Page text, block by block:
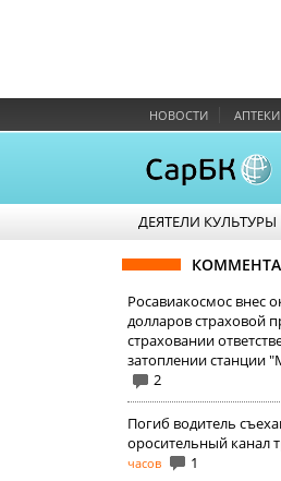
НОВОСТИ АПТЕКИ
ДЕЯТЕЛИ КУЛЬТУРЫ
Росавиакосмос внес
долларов страховой
страховании
затоплении станции
2
Погиб водитель
оросительный канал
часов
1